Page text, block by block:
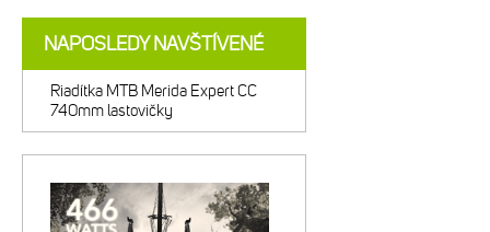
NAPOSLEDY NAVŠTÍVENÉ
Riadítka MTB Merida Expert CC
740mm lastovičky